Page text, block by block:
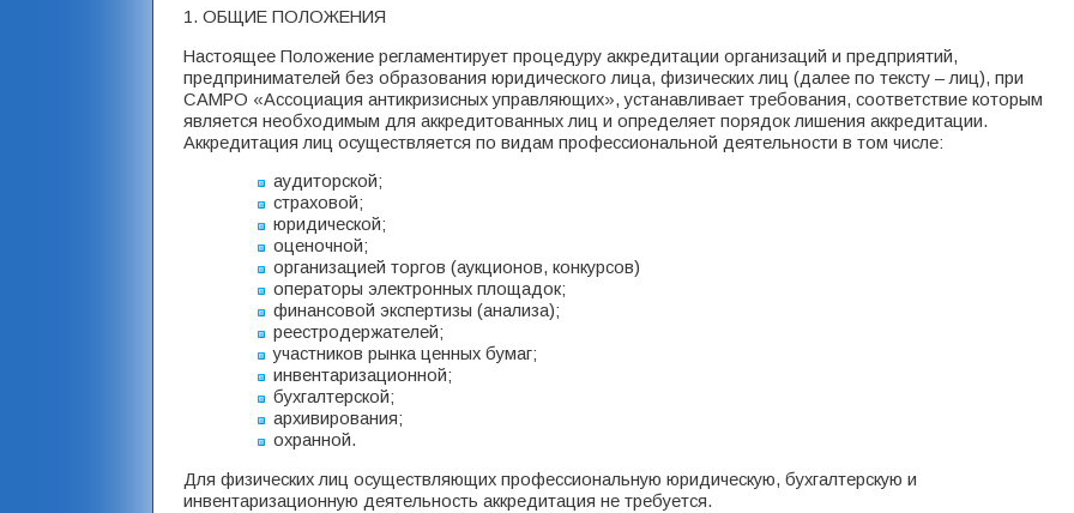
1. ОБЩИЕ ПОЛОЖЕНИЯ
Настоящее Положение регламентирует процедуру аккредитации организаций и предприятий,
предпринимателей без образования юридического лица, физических лиц (далее по тексту – лиц), при
САМРО «Ассоциация антикризисных управляющих», устанавливает требования, соответствие которым
является необходимым для аккредитованных лиц и определяет порядок лишения аккредитации.
Аккредитация лиц осуществляется по видам профессиональной деятельности в том числе:
аудиторской;
страховой;
юридической;
оценочной;
организацией торгов (аукционов, конкурсов)
операторы электронных площадок;
финансовой экспертизы (анализа);
реестродержателей;
участников рынка ценных бумаг;
инвентаризационной;
бухгалтерской;
архивирования;
охранной.
Для физических лиц осуществляющих профессиональную юридическую, бухгалтерскую и
инвентаризационную деятельность аккредитация не требуется.